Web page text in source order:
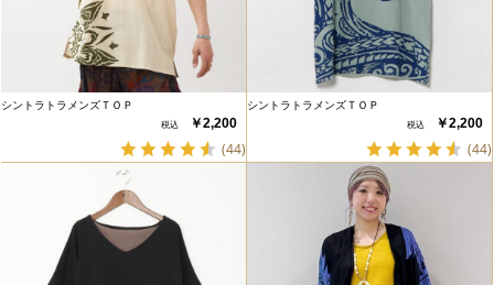
シントラトラメンズＴＯＰ
￥2,200
(44)
シントラトラメンズＴＯＰ
￥2,200
(44)